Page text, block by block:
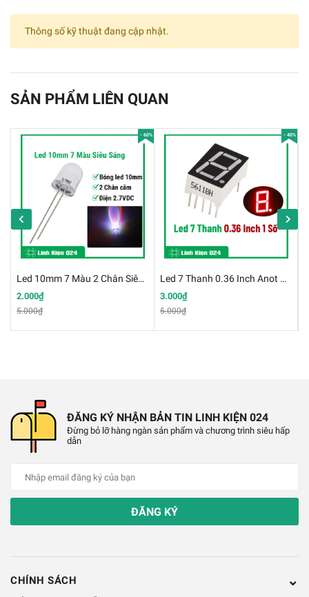
Số lượng: 100 bóng/ gói
Điện áp:
Led phủ màu đỏ: 2V - 2.2V
Led phủ màu xanh lá: 1.9V - 2.1V
✔️Led xanh dương: 2.5V - 3.7V
✔️Loại led: led phủ màu
✔️ Chiều dài chân: 28 mm - 29 mm
Màu sắc:
Led đỏ
Xanh dương
Thông số kỹ thuật đang cập nhật.
SẢN PHẨM LIÊN QUAN
- 60%
Led 10mm 7 Màu 2 Chân Siêu Sáng Đầy Màu Sắc
2.000₫
5.000₫
- 40%
Led 7 Thanh 0.36 Inch Anot Chung
3.000₫
5.000₫
ĐĂNG KÝ NHẬN BẢN TIN LINH KIỆN 024
Đừng bỏ lỡ hàng ngàn sản phẩm và chương trình siêu hấp
dẫn
ĐĂNG KÝ
CHÍNH SÁCH